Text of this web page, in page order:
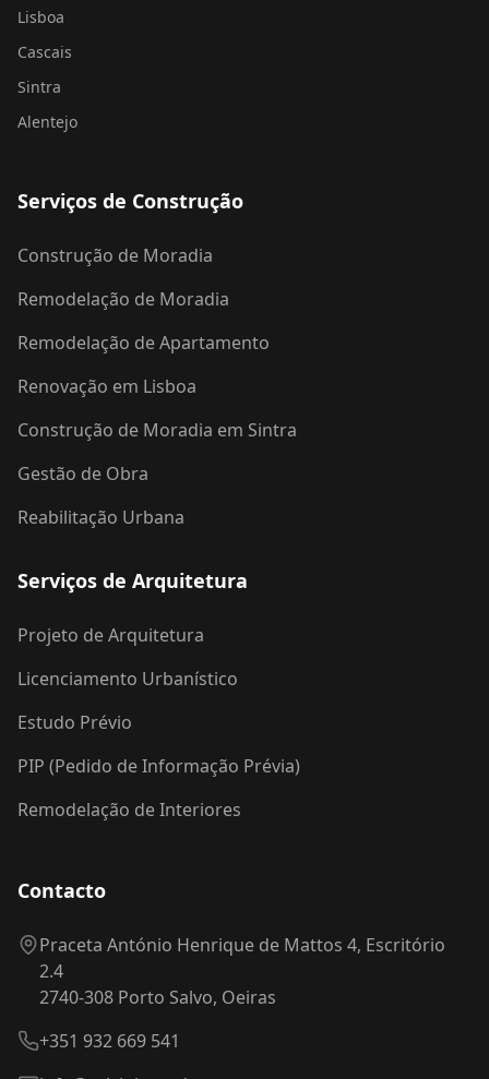
Lisboa
Cascais
Sintra
Alentejo
Serviços de Construção
Construção de Moradia
Remodelação de Moradia
Remodelação de Apartamento
Renovação em Lisboa
Construção de Moradia em Sintra
Gestão de Obra
Reabilitação Urbana
Serviços de Arquitetura
Projeto de Arquitetura
Licenciamento Urbanístico
Estudo Prévio
PIP (Pedido de Informação Prévia)
Remodelação de Interiores
Contacto
Praceta António Henrique de Mattos 4, Escritório
2.4
2740-308 Porto Salvo, Oeiras
+351 932 669 541